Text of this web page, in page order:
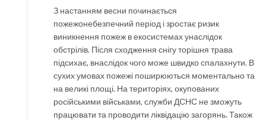
З настанням весни починається
пожежонебезпечний період і зростає ризик
виникнення пожеж в екосистемах унаслідок
обстрілів. Після сходження снігу торішня трава
підсихає, внаслідок чого може швидко спалахнути. В
сухих умовах пожежі поширюються моментально та
на великі площі. На територіях, окупованих
російськими військами, служби ДСНС не зможуть
працювати та проводити ліквідацію загорянь. Також